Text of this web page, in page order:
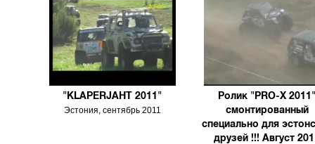
"KLAPERJAHT 2011"
Эстония, сентябрь 2011
Ролик "PRO-X
смонтированный
специально для
друзей !!! Август